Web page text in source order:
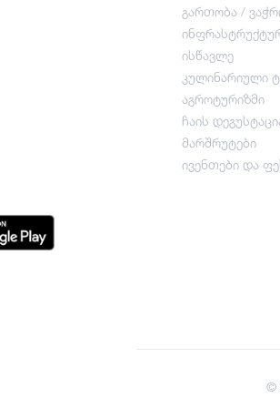
გართობა /
ისწავლე
ჩაის
გართობა /
ისწავლე
კულინარიული
აგროტურიზმი
ჩაის
მარშრუტები
ივენთები და
©